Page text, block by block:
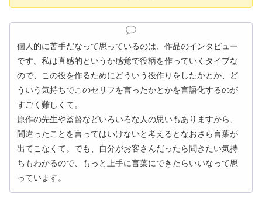
個人的に苦手だなって思っているのは、作品のインタビュー
です。私は直感的というか感覚で役柄を作っていくタイプな
ので、この役を作るためにどういう役作りをしたかとか、ど
ういう気持ちでこのセリフを言ったかとかを言語化するのが
すごく難しくて。
原作の先生や監督などいろいろな人の思いもありますから、
間違ったことを言ってはいけないと考えるとなおさら言葉が
出てこなくて。でも、自分がお客さんだったら聞きたい気持
ちもわかるので、もっと上手に言葉にできたらいいなって思
っています。